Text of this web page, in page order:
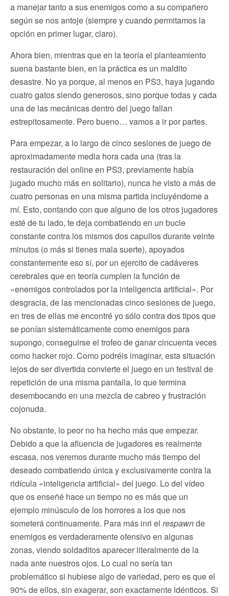
a manejar tanto a sus enemigos como a su compañero
según se nos antoje (siempre y cuando permitamos la
opción en primer lugar, claro).
Ahora bien, mientras que en la teoría el planteamiento
suena bastante bien, en la práctica es un maldito
desastre. No ya porque, al menos en PS3, haya jugando
cuatro gatos siendo generosos, sino porque todas y cada
una de las mecánicas dentro del juego fallan
estrepitosamente. Pero bueno… vamos a ir por partes.
Para empezar, a lo largo de cinco sesiones de juego de
aproximadamente media hora cada una (tras la
restauración del online en PS3, previamente había
jugado mucho más en solitario), nunca he visto a más de
cuatro personas en una misma partida incluyéndome a
mí. Esto, contando con que alguno de los otros jugadores
esté de tu lado, te deja combatiendo en un bucle
constante contra los mismos dos capullos durante veinte
minutos (o más si tienes mala suerte), apoyados
constantemente eso sí, por un ejercito de cadáveres
cerebrales que en teoría cumplen la función de
«enemigos controlados por la inteligencia artificial». Por
desgracia, de las mencionadas cinco sesiones de juego,
en tres de ellas me encontré yo sólo contra dos tipos que
se ponían sistemáticamente como enemigos para
supongo, conseguirse el trofeo de ganar cincuenta veces
como hacker rojo. Como podréis imaginar, esta situación
lejos de ser divertida convierte el juego en un festival de
repetición de una misma pantalla, lo que termina
desembocando en una mezcla de cabreo y frustración
cojonuda.
No obstante, lo peor no ha hecho más que empezar.
Debido a que la afluencia de jugadores es realmente
escasa, nos veremos durante mucho más tiempo del
deseado combatiendo única y exclusivamente contra la
ridícula «inteligencia artificial» del juego. Lo del vídeo
que os enseñé hace un tiempo no es más que un
ejemplo minúsculo de los horrores a los que nos
someterá continuamente. Para más inri el respawnde
enemigos es verdaderamente ofensivo en algunas
zonas, viendo soldaditos aparecer literalmente de la
nada ante nuestros ojos. Lo cual no sería tan
problemático si hubiese algo de variedad, pero es que el
90% de ellos, sin exagerar, son exactamente idénticos. Si